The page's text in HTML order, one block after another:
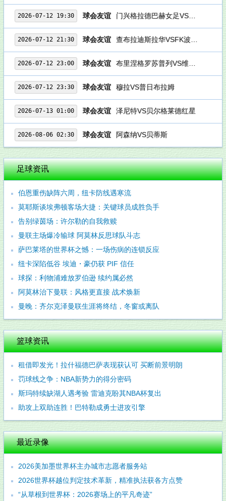
2026-07-12 19:30 球会友谊 门兴格拉德巴赫女足VS美因茨女足
2026-07-12 21:30 球会友谊 查布拉迪斯拉华VSFK波德科尼斯
2026-07-12 23:00 球会友谊 布里涅格罗苏普列VS维德祖罗兹
2026-07-12 23:30 球会友谊 穆拉VS普日布拉姆
2026-07-13 01:00 球会友谊 泽尼特VS贝尔格莱德红星
2026-08-06 02:30 球会友谊 阿森纳VS贝蒂斯
足球资讯
伯恩重伤缺阵六周，纽卡防线遇寒流
莫耶斯谈埃弗顿客场大捷：关键球员成胜负手
告别绿茵场：许尔勒的自我救赎
曼联主场爆冷输球 阿莫林反思球队斗志
萨巴莱塔的世界杯之憾：一场伤病的连锁反应
纽卡深陷低谷 埃迪・豪仍获 PIF 信任
球探：利物浦难放罗伯逊 续约属必然
阿莫林治下曼联：风格更直接 战术焕新
曼晚：齐尔克泽曼联生涯将终结，冬窗或离队
篮球资讯
租借即发光！拉什福德巴萨表现获认可 买断前景明朗
罚球线之争：NBA新势力的得分密码
斯玛特续缺湖人遇考验 雷迪克盼其NBA杯复出
助攻上双助连胜！巴特勒成勇士进攻引擎
最近录像
2026美加墨世界杯主办城市志愿者服务站
2026世界杯越位判定技术革新，精准执法获各方点赞
“从草根到世界杯：2026赛场上的平凡奇迹”